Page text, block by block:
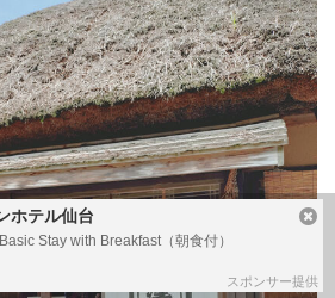
ホテル仙台
Basic Stay with Breakfast（朝食付）
スポンサー提供